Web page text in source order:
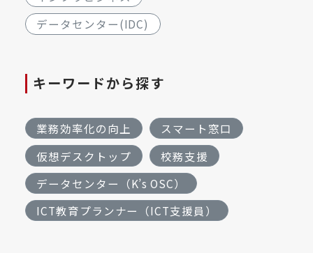
データセンター(IDC)
キーワードから探す
業務効率化の向上
スマート窓口
仮想デスクトップ
校務支援
データセンター（K’s OSC）
ICT教育プランナー（ICT支援員）